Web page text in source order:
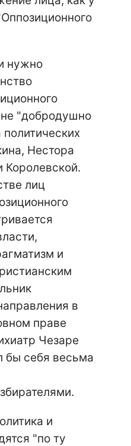
нужно
"добродушно
Нестора
лиц
и
в
праве
Чезаре
бы себя весьма
и
"по ту